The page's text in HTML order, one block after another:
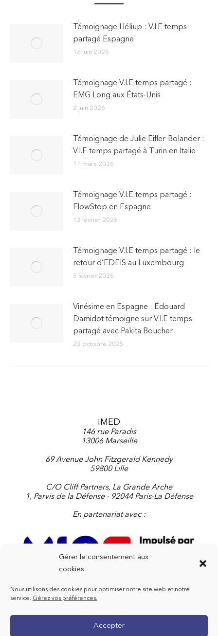
Gérer le consentement aux
cookies
Nous utilisons des cookies pour optimiser notre site web et notre
service. Gérez vos préférences.
Accepter
Témoignage Héliup : V.I.E temps
partagé Espagne
16 juin 2026
Témoignage V.I.E temps partagé :
EMG Long aux États-Unis
2 juin 2026
Témoignage de Julie Eifler-Bolander :
V.I.E temps partagé à Turin en Italie
11 mars 2026
Témoignage V.I.E temps partagé :
FlowStop en Espagne
13 février 2026
Témoignage V.I.E temps partagé : le
retour d’EDEIS au Luxembourg
3 février 2026
Vinésime en Espagne : Édouard
Damidot témoigne sur V.I.E temps
partagé avec Pakita Boucher
23 octobre 2025
IMED
146 rue Paradis
13006 Marseille
69 Avenue John Fitzgerald Kennedy
59800 Lille
C/O Cliff Partners, La Grande Arche
1, Parvis de la Défense - 92044 Paris-La Défense
En partenariat avec :
Contactez-nous
+33 4 91 91 47 72